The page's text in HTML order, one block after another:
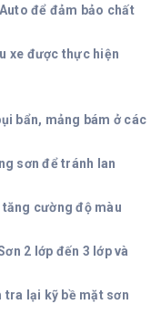
để đảm bảo chất
xe được thực hiện
bẩn, mảng bám ở các
sơn để tránh lan
tăng cường độ màu
2 lớp đến 3 lớp và
tra lại kỹ bề mặt sơn